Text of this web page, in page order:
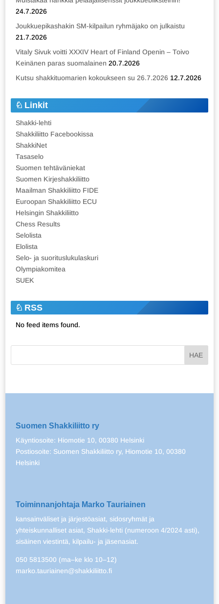
24.7.2026
Joukkuepikashakin SM-kilpailun ryhmäjako on julkaistu
21.7.2026
Vitaly Sivuk voitti XXXIV Heart of Finland Openin – Toivo
Keinänen paras suomalainen 20.7.2026
Kutsu shakkituomarien kokoukseen su 26.7.2026 12.7.2026
Linkit
Shakki-lehti
Shakkiliitto Facebookissa
ShakkiNet
Tasaselo
Suomen tehtäväniekat
Suomen Kirjeshakkiliitto
Maailman Shakkiliitto FIDE
Euroopan Shakkiliitto ECU
Helsingin Shakkiliitto
Chess Results
Selolista
Elolista
Selo- ja suorituslukulaskuri
Olympiakomitea
SUEK
RSS
No feed items found.
Suomen Shakkiliitto ry
Käyntiosoite: Hiomotie 10, 00380 Helsinki
Postiosoite: Suomen Shakkiliitto ry, Hiomotie 10, 00380
Helsinki
Toiminnanjohtaja Marko Tauriainen
kansainväliset ja järjestöasiat, sidosryhmät ja
yhteiskunnalliset asiat, Shakki-lehti (numeroon 4/2024 asti),
sisäinen viestintä, kilpailu- ja jäsenasiat.
050 5813500 (ma–ke klo 10–12)
marko.tauriainen@shakkiliitto.fi